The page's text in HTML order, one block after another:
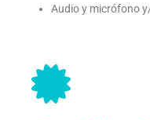
Audio y micrófono